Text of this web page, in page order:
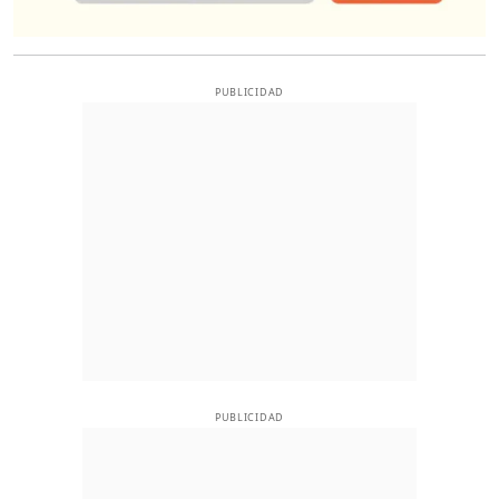
PUBLICIDAD
PUBLICIDAD